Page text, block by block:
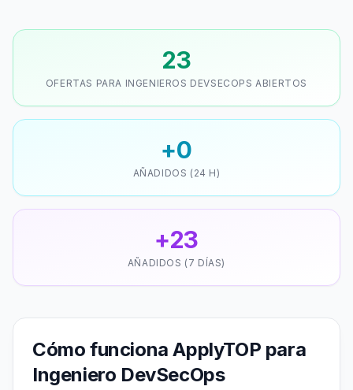
23
OFERTAS PARA INGENIEROS DEVSECOPS ABIERTOS
+0
AÑADIDOS (24 H)
+23
AÑADIDOS (7 DÍAS)
Cómo funciona ApplyTOP para
Ingeniero DevSecOps